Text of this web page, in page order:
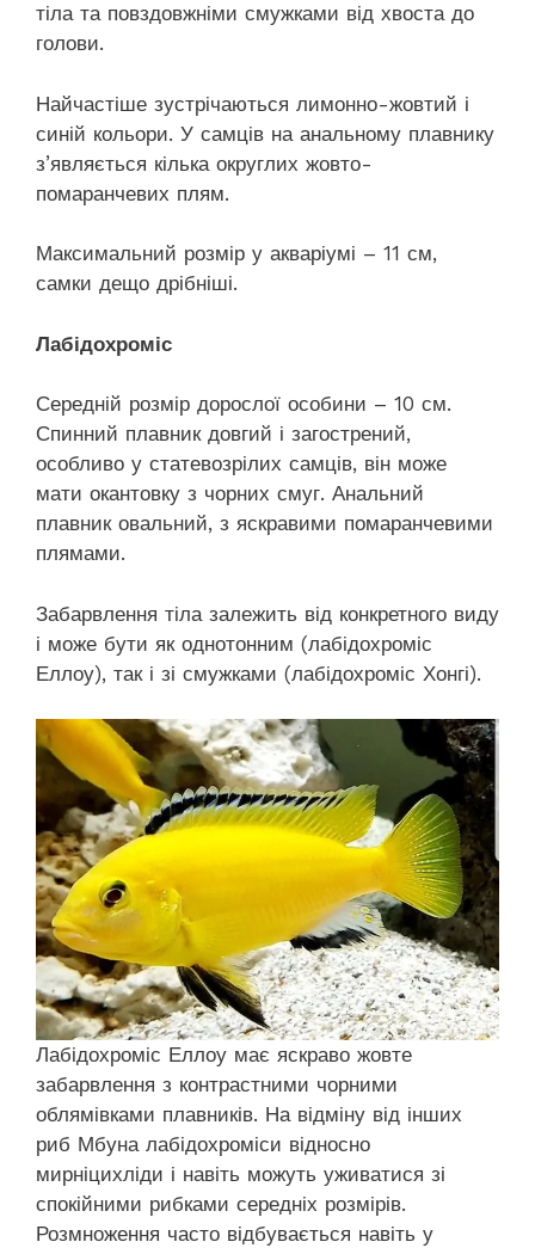
тіла та повздовжніми смужками від хвоста до
голови.
Найчастіше зустрічаються лимонно-жовтий і
синій кольори. У самців на анальному плавнику
з’являється кілька округлих жовто-
помаранчевих плям.
Максимальний розмір у акваріумі – 11 см,
самки дещо дрібніші.
Лабідохроміс
Середній розмір дорослої особини – 10 см.
Спинний плавник довгий і загострений,
особливо у статевозрілих самців, він може
мати окантовку з чорних смуг. Анальний
плавник овальний, з яскравими помаранчевими
плямами.
Забарвлення тіла залежить від конкретного виду
і може бути як однотонним (лабідохроміс
Еллоу), так і зі смужками (лабідохроміс Хонгі).
Лабідохроміс Еллоу має яскраво жовте
забарвлення з контрастними чорними
облямівками плавників. На відміну від інших
риб Мбуна лабідохроміси відносно
мирніцихліди і навіть можуть уживатися зі
спокійними рибками середніх розмірів.
Розмноження часто відбувається навіть у